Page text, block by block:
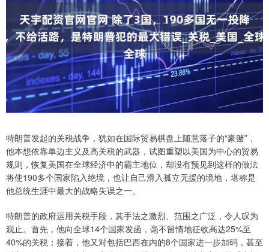
特朗普发起的关税战争，犹如在国际贸易棋盘上随意落子的“豪赌”，
他本想依靠单边主义及高关税的武器，试图重塑以美国为中心的贸易
规则，恢复美国在全球经济中的霸主地位，却没有预见到这样的做法
将使190多个国家陷入绝境，也让自己滑入孤立无援的境地，堪称是
他总统生涯中最大的战略失误之一。
特朗普的政府运用关税手段，其手法之激烈、范围之广泛，令人叹为
观止。首先，他向全球14个国家发函，毫不留情地征收高达25%至
40%的关税；接着，他又对包括巴西在内的8个国家进一步加码，甚至